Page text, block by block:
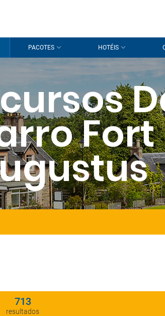
PACOTES HOTÉIS
Fort
713
resultados